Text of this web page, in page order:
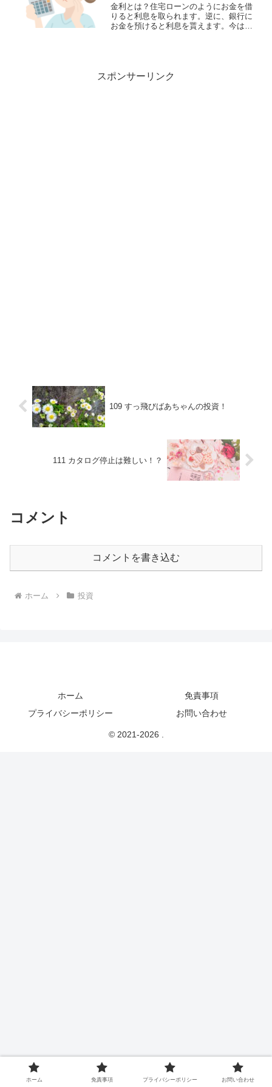
金利とは？住宅ローンのようにお金を借
りると利息を取られます。逆に、銀行に
お金を預けると利息を貰えます。今は
スポンサーリンク
109 すっ飛びばあちゃんの投資！
111 カタログ停止は難しい！？
コメント
コメントを書き込む
ホーム 投資
ホーム
免責事項
プライバシーポリシー
お問い合わせ
© 2021-2026 .
ホーム 免責事項 プライバシーポリシー お問い合わせ